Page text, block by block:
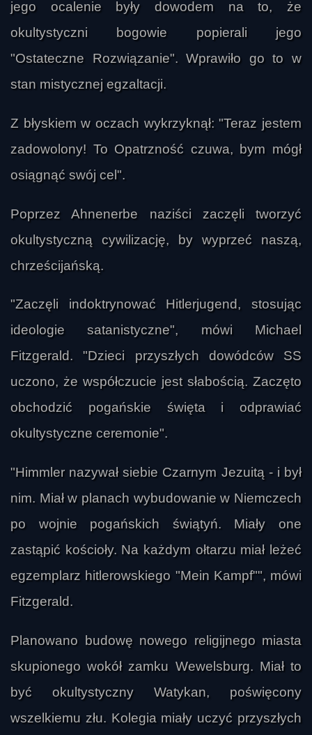
jego ocalenie były dowodem na to, że
okultystyczni bogowie popierali jego
"Ostateczne Rozwiązanie". Wprawiło go to w
stan mistycznej egzaltacji.
Z błyskiem w oczach wykrzyknął: "Teraz jestem
zadowolony! To Opatrzność czuwa, bym mógł
osiągnąć swój cel".
Poprzez Ahnenerbe naziści zaczęli tworzyć
okultystyczną cywilizację, by wyprzeć naszą,
chrześcijańską.
"Zaczęli indoktrynować Hitlerjugend, stosując
ideologie satanistyczne", mówi Michael
Fitzgerald. "Dzieci przyszłych dowódców SS
uczono, że współczucie jest słabością. Zaczęto
obchodzić pogańskie święta i odprawiać
okultystyczne ceremonie".
"Himmler nazywał siebie Czarnym Jezuitą - i był
nim. Miał w planach wybudowanie w Niemczech
po wojnie pogańskich świątyń. Miały one
zastąpić kościoły. Na każdym ołtarzu miał leżeć
egzemplarz hitlerowskiego "Mein Kampf"", mówi
Fitzgerald.
Planowano budowę nowego religijnego miasta
skupionego wokół zamku Wewelsburg. Miał to
być okultystyczny Watykan, poświęcony
wszelkiemu złu. Kolegia miały uczyć przyszłych
gość
Monomagnum